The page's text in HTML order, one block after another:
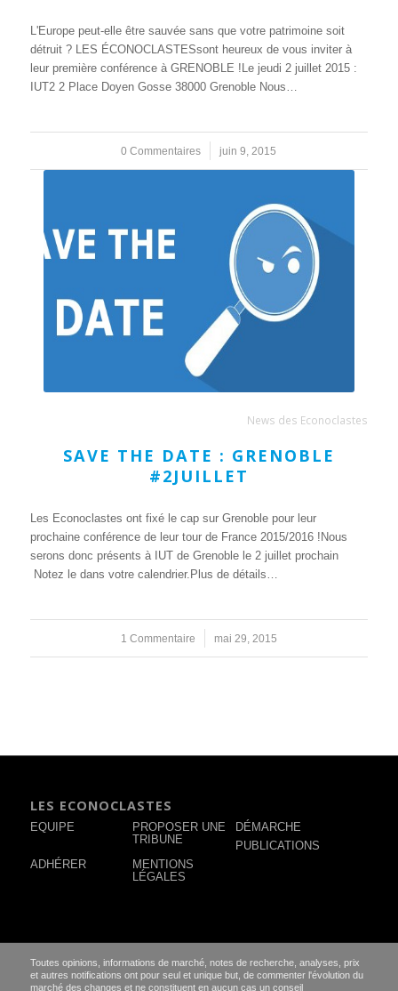
L'Europe peut-elle être sauvée sans que votre patrimoine soit
détruit ? LES ÉCONOCLASTESsont heureux de vous inviter à
leur première conférence à GRENOBLE !Le jeudi 2 juillet 2015 :
IUT2 2 Place Doyen Gosse 38000 Grenoble Nous…
0 Commentaires
/ juin 9, 2015
News des Econoclastes
SAVE THE DATE : GRENOBLE
#2JUILLET
Les Econoclastes ont fixé le cap sur Grenoble pour leur
prochaine conférence de leur tour de France 2015/2016 !Nous
serons donc présents à IUT de Grenoble le 2 juillet prochain
Notez le dans votre calendrier.Plus de détails…
1 Commentaire
/ mai 29, 2015
LES ECONOCLASTES
EQUIPE
PROPOSER UNE
TRIBUNE
DÉMARCHE
PUBLICATIONS
ADHÉRER
MENTIONS
LÉGALES
Toutes opinions, informations de marché, notes de recherche, analyses, prix
et autres notifications ont pour seul et unique but, de commenter l'évolution du
marché des changes et ne constituent en aucun cas un conseil